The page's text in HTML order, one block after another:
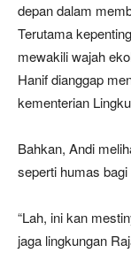
depan dalam
Terutama
mewakili wajah
Hanif dianggap
kementerian
Bahkan, Andi
seperti humas
“Lah, ini kan
jaga lingkungan